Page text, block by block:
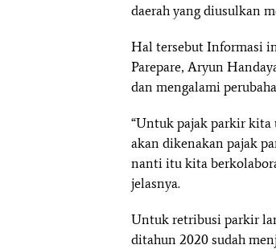
daerah yang diusulkan
Hal tersebut Informasi
Parepare, Aryun
dan mengalami
“Untuk pajak parkir kita
akan dikenakan pajak
nanti itu kita
jelasnya.
Untuk retribusi parkir
ditahun 2020 sudah